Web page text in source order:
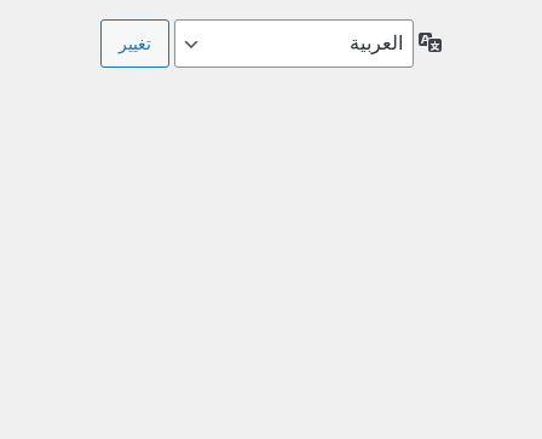
اللغة